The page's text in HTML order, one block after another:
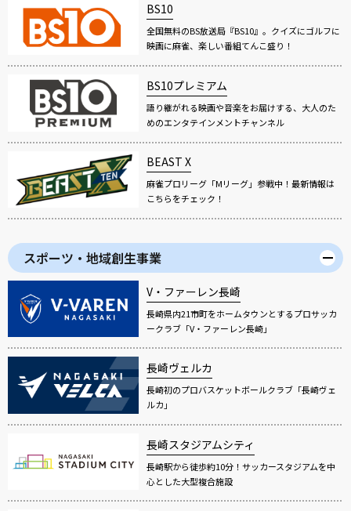
BS10
全国無料のBS放送局『BS10』。クイズにゴルフに
映画に麻雀、楽しい番組てんこ盛り！
BS10プレミアム
語り継がれる映画や音楽をお届けする、大人のた
めのエンタテインメントチャンネル
BEAST X
麻雀プロリーグ「Mリーグ」参戦中！最新情報は
こちらをチェック！
スポーツ・地域創生事業
V・ファーレン長崎
長崎県内21市町をホームタウンとするプロサッカ
ークラブ「V・ファーレン長崎」
長崎ヴェルカ
長崎初のプロバスケットボールクラブ「長崎ヴェ
ルカ」
長崎スタジアムシティ
長崎駅から徒歩約10分！サッカースタジアムを中
心とした大型複合施設